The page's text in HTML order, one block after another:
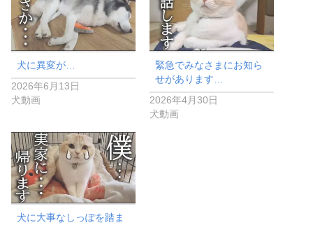
犬に異変が…
2026年6月13日
犬動画
緊急でみなさまにお知ら
せがあります…
2026年4月30日
犬動画
犬に大事なしっぽを踏ま